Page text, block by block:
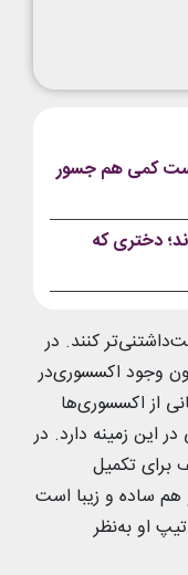
کمی هم جسور
دختری که
کنند. در
وجود اکسسوری‌در
از اکسسوری‌ها
این زمینه دارد. در
برای تکمیل
ساده و زیبا است
او به‌نظر